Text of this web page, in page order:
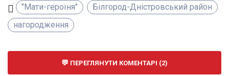
"Мати-героїня"
Білгород-Дністровський район
нагородження
ПЕРЕГЛЯНУТИ КОМЕНТАРІ (2)